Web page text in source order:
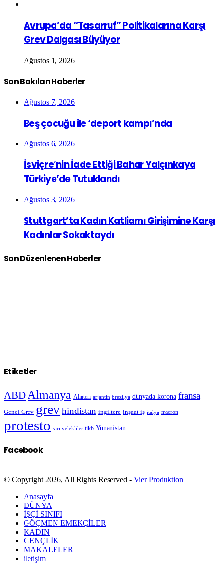
Avrupa’da “Tasarruf” Politikalarına Karşı
Grev Dalgası Büyüyor
Ağustos 1, 2026
Son Bakılan Haberler
Ağustos 7, 2026
Beş çocuğu ile ‘deport kampı’nda
Ağustos 6, 2026
İsviçre’nin İade Ettiği Bahar Yalçınkaya
Türkiye’de Tutuklandı
Ağustos 3, 2026
Stuttgart’ta Kadın Katliamı Girişimine Karşı
Kadınlar Sokaktaydı
Son Düzenlenen Haberler
Etiketler
ABD Almanya Alınteri arjantin brezilya dünyada korona fransa
Genel Grev grevhindistan ingiltere inşaat-iş italya macron
protesto sarı yelekliler tikb Yunanistan
Facebook
© Copyright 2026, All Rights Reserved - Vier Produktion
Anasayfa
DÜNYA
İŞÇİ SINIFI
GÖÇMEN EMEKÇİLER
KADIN
GENÇLİK
MAKALELER
iletişim